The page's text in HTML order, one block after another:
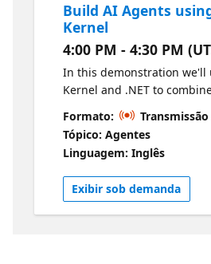
Build AI Agents
Kernel
4:00 PM - 4:30 PM
In this demonstration we'll
Kernel and .NET to
and perform tasks to
We'll see how we can build
agents, that go beyond text
that actually do things!
Formato:
Tópico: Agentes
Linguagem: Inglês
Exibir sob demanda